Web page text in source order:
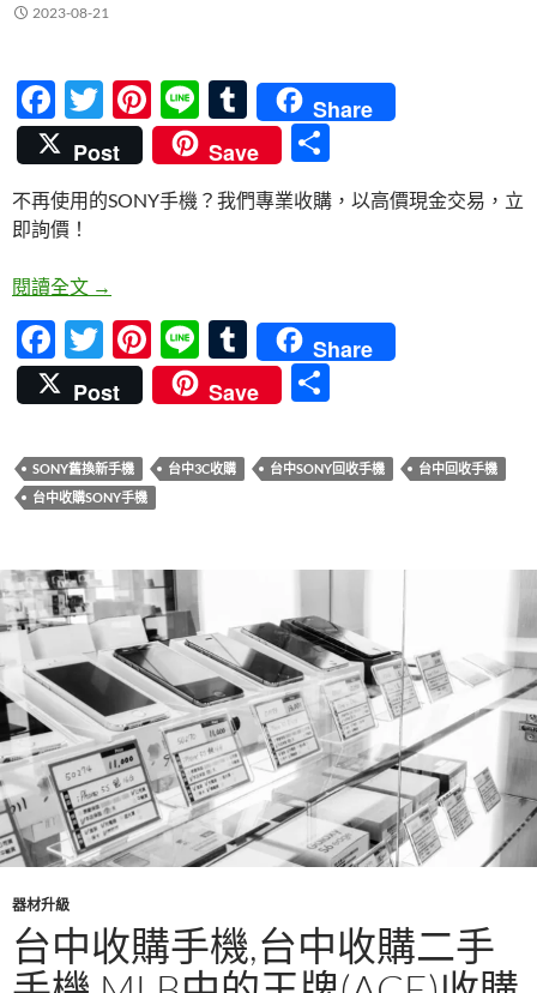
2023-08-21
F
ac
e
b
o
o
k
T
w
itt
er
Pi
nt
er
es
Li
n
e
T
u
m
bl
Share
Post
Save
享
不再使用的SONY手機？我們專業收購，以高價現金交易，立
即詢價！
閱讀全文 台中專業收購SONY手機，高價回收
→
F
ac
e
b
o
k
T
w
itt
er
Pi
nt
er
es
t
Li
n
e
T
u
m
bl
r
Share
Post
Save
SONY舊換新手機 台中3C收購 台中SONY回收手機
台中回收手機
台中收購SONY手機
器材升級
台中收購手機,台中收購二手